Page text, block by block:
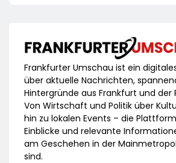
Frankfurter Umschau ist ein
über aktuelle Nachrichten,
Hintergründe aus Frankfurt und der
Von Wirtschaft und Politik über
hin zu lokalen Events – die
Einblicke und relevante
am Geschehen in der
sind.